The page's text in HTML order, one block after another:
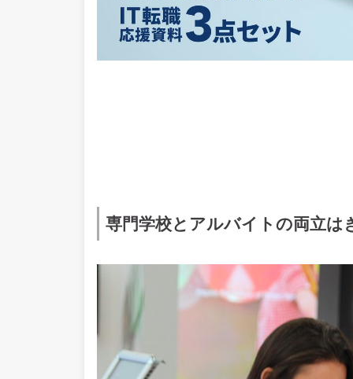
専門学校とアルバイトの両立は